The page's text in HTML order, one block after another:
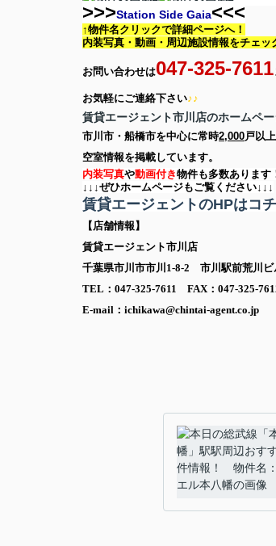
>>>Station Side Gaia<<<
↑物件名クリックで詳細ページへ！
内装写真・動画・ 周辺施設情報をチェッ
お問い合わせは047-325-7611
お気軽にご連絡下さい♪♪
賃貸エージェント市川店のホームペ
市川市・船橋市を中心に常時2,000戸以
空室情報を掲載しています。
内装写真や動画付き物件も多数あります
↓↓↓ぜひホームページもご覧ください↓↓↓
賃貸エージェントのHPはコ
【店舗情報】
賃貸エージェント市川店
千葉県市川市市川1-8-2 市川駅前荒川ビ
TEL：047-325-7611 FAX：047-325-
E-mail：ichikawa@chintai-agent.co.jp